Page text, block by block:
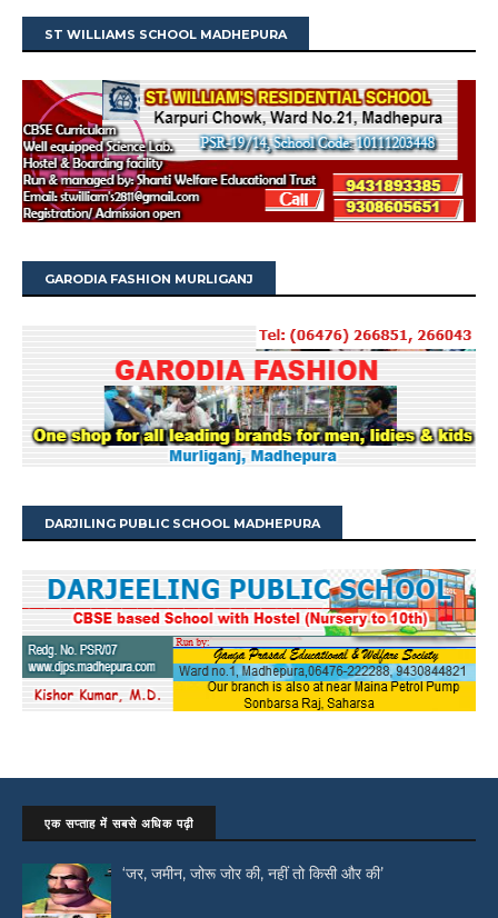
ST WILLIAMS SCHOOL MADHEPURA
GARODIA FASHION MURLIGANJ
DARJILING PUBLIC SCHOOL MADHEPURA
एक सप्ताह में सबसे अधिक पढ़ी
‘जर, जमीन, जोरू जोर की, नहीं तो किसी और की’